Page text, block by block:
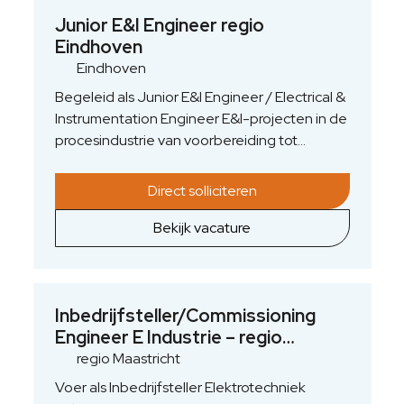
Junior E&I Engineer regio
Eindhoven
Eindhoven
Begeleid als Junior E&I Engineer / Electrical &
Instrumentation Engineer E&I-projecten in de
procesindustrie van voorbereiding tot
verduurzamings-, maintenance- en
nieuwbouwprojecten in de food- en
farmaceutische industrie, waarbij je 3D-scans
en VR-visualisaties inzet om
ontwerpen. Je ondersteunt bij
deelopdrachten én grotere revamp- en plant
optimalisatieprojecten in Zuid-Oost Brabant,
met focus op ATEX-compliance,
bedrijfszekerheid en industriële
Direct solliciteren
Bekijk vacature
Inbedrijfsteller/Commissioning
Engineer E Industrie – regio
Maastricht
regio Maastricht
Voer als Inbedrijfsteller Elektrotechniek